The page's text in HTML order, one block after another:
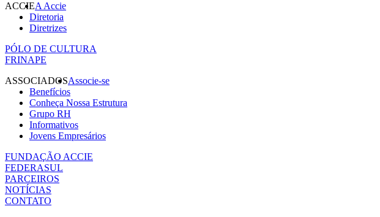
ACCIEA Accie
Diretoria
Diretrizes
PÓLO DE CULTURA
FRINAPE
ASSOCIADOSAssocie-se
Benefícios
Conheça Nossa Estrutura
Grupo RH
Informativos
Jovens Empresários
FUNDAÇÃO ACCIE
FEDERASUL
PARCEIROS
NOTÍCIAS
CONTATO